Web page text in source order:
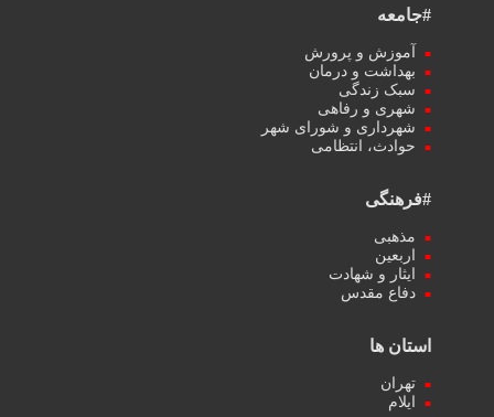
#جامعه
آموزش و پرورش
بهداشت و درمان
سبک زندگی
شهری و رفاهی
شهرداری و شورای شهر
حوادث، انتظامی
#فرهنگی
مذهبی
اربعین
ایثار و شهادت
دفاع مقدس
استان ها
تهران
ایلام